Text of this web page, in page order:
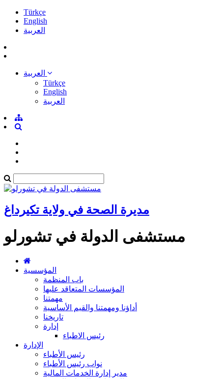
Türkçe
English
العربية
Türkçe
English
العربية
مديرة الصحة في ولاية تكيرداغ
مستشفى الدولة في تشورلو
المؤسسية
باب المنظمة
المؤسسات المتعاقد عليها
مهمتنا
أداؤنا ومهمتنا والقيم الأساسية
تاريخنا
إدارة
رئيس الاطباء
الإدارة
رئيس الأطباء
نواب رئيس الأطباء
مدير إدارة الخدمات المالية